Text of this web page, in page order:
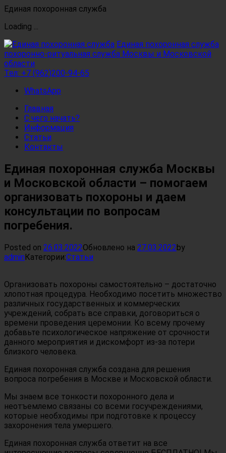
Единая похоронная служба
Loading ...
Перейти
к
содержимому
Единая похоронная служба
похоронно-ритуальная служба Москвы и Московской
области
Тел: +7 (962)200-94-65
WhatsApp
Главная
С чего начать?
Информация
Статьи
Контакты
Единая похоронная служба Москвы
и Московской области – помогаем
организовать похороны и даем
консультации по вопросам
погребения.
Posted on 26.03.2022Обновлено на 27.03.2022by
adminКатегории:Статьи
Организовать похороны самостоятельно – достаточно
хлопотная процедура. Необходимо посетить множество
различных государственных и коммерческих
учреждений, собрать все справки, договориться о
времени проведения церемонии. Ко всему прочему
добавьте психологическое напряжение от срочности
данного мероприятия и дискомфорт из-за потери
близкого человека.
Единая похоронная служба создана для решения
вопроса погребения в Москве и Московской области.
Мы знаем все тонкости похоронного дела и
неотъемлемо связаны со всеми госучреждениями,
которые необходимы при подготовке к процессу
захоронения тела умершего.
Единая похоронная служба ответит на все